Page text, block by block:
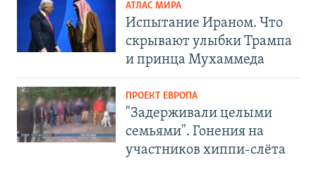
АТЛАС МИРА
Испытание Ираном. Что
скрывают улыбки Трампа
и принца Мухаммеда
ПРОЕКТ ЕВРОПА
"Задерживали целыми
семьями". Гонения на
участников хиппи-слёта